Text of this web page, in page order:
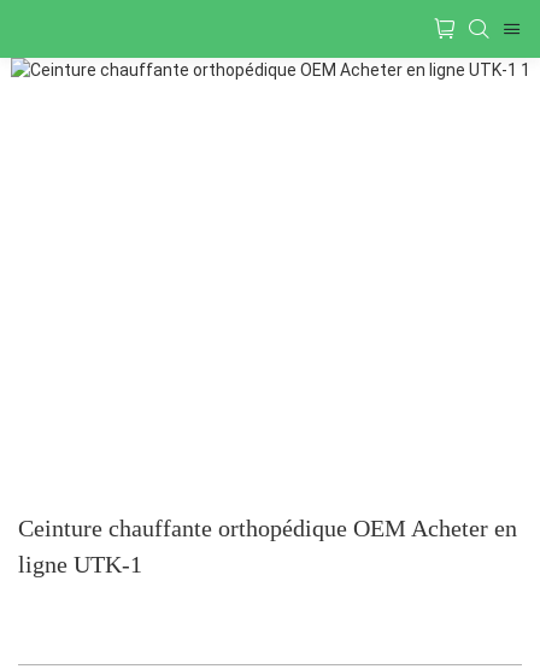
Ceinture chauffante orthopédique OEM Acheter en
ligne UTK-1